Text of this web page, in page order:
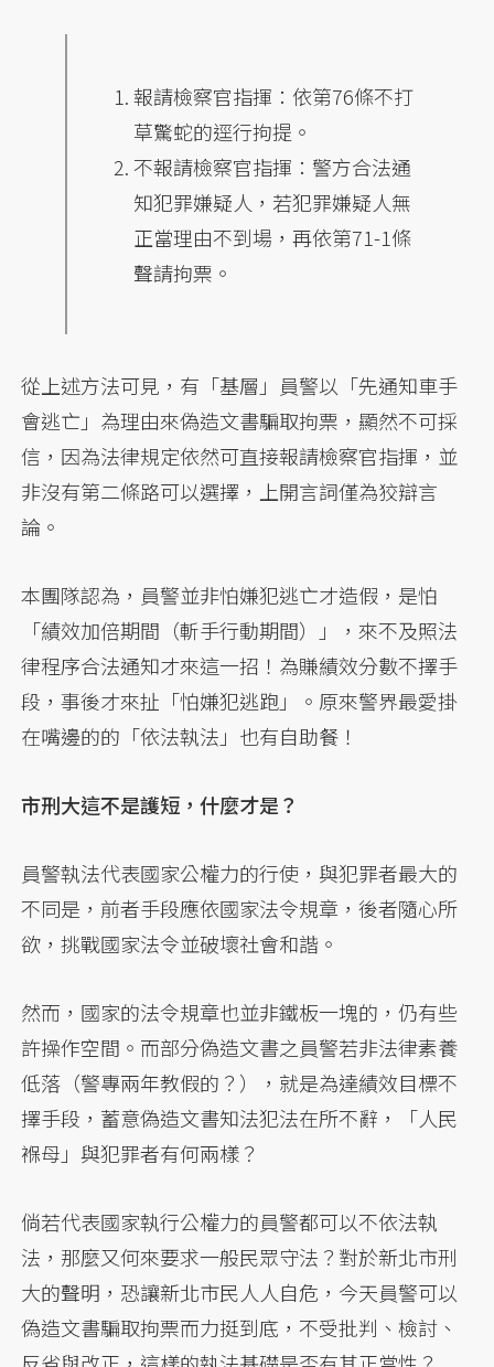
報請檢察官指揮：依第76條不打
草驚蛇的逕行拘提。
不報請檢察官指揮：警方合法通
知犯罪嫌疑人，若犯罪嫌疑人無
正當理由不到場，再依第71-1條
聲請拘票。
從上述方法可見，有「基層」員警以「先通知車手
會逃亡」為理由來偽造文書騙取拘票，顯然不可採
信，因為法律規定依然可直接報請檢察官指揮，並
非沒有第二條路可以選擇，上開言詞僅為狡辯言
論。
本團隊認為，員警並非怕嫌犯逃亡才造假，是怕
「績效加倍期間（斬手行動期間）」，來不及照法
律程序合法通知才來這一招！為賺績效分數不擇手
段，事後才來扯「怕嫌犯逃跑」。原來警界最愛掛
在嘴邊的的「依法執法」也有自助餐！
市刑大這不是護短，什麼才是？
員警執法代表國家公權力的行使，與犯罪者最大的
不同是，前者手段應依國家法令規章，後者隨心所
欲，挑戰國家法令並破壞社會和諧。
然而，國家的法令規章也並非鐵板一塊的，仍有些
許操作空間。而部分偽造文書之員警若非法律素養
低落（警專兩年教假的？），就是為達績效目標不
擇手段，蓄意偽造文書知法犯法在所不辭，「人民
褓母」與犯罪者有何兩樣？
倘若代表國家執行公權力的員警都可以不依法執
法，那麼又何來要求一般民眾守法？對於新北市刑
大的聲明，恐讓新北市民人人自危，今天員警可以
偽造文書騙取拘票而力挺到底，不受批判、檢討、